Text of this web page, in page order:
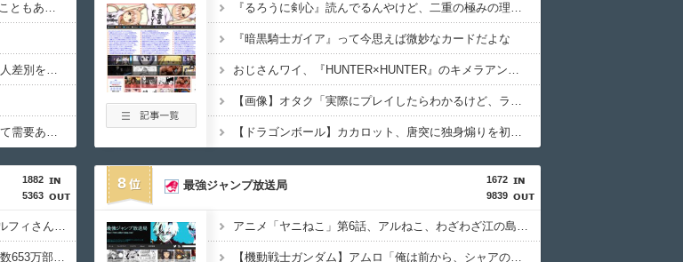
両津の2代目声優が木村昴(葛飾区に住んでたこともある)になると思う人
アメリカ「ヤニねこは黒人をネコ娘にして黒人差別を描いた社会派アニメだ」
【画像】新人声優さん、水着になる「これって需要ありますか？」
『るろうに剣心』読んでるんやけど、二重の極みの理屈が理解出来ない
『暗黒騎士ガイア』って今思えば微妙なカードだよな
おじさんワイ、『HUNTER×HUNTER』のキメラアント編で号泣
【画像】オタク「実際にプレイしたらわかるけど、ライザは友達って感じで性的な目では見れないｗ」←これ
【ドラゴンボール】カカロット、唐突に独身煽りを初めてしまう…
1882
5363
覇権漫画ワンピースの主人公モンキー・D・ルフィさん、変わり果てた姿で発見される・・・
【悲報】週刊少年ジャンプさん、最大発行部数653万部から急降下でついに100万部を割ってしまうｗｗｗｗｗ
8
1672
9839
最強ジャンプ放送局
アニメ「ヤニねこ」第6話、アルねこ、わざわざ江の島まで行ってゲロを吐くｗｗｗｗ【感想】
【機動戦士ガンダム】アムロ「俺は前から、シャアのパートナーには包容力のある女性が良いと思ってました」